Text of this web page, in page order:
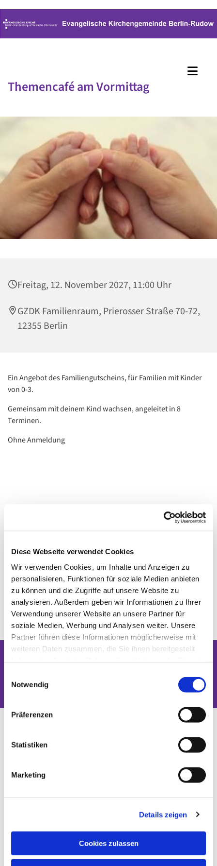
Diese Webseite verwendet Cookies
Wir verwenden Cookies, um Inhalte und Anzeigen zu
personalisieren, Funktionen für soziale Medien anbieten
zu können und die Zugriffe auf unsere Website zu
analysieren. Außerdem geben wir Informationen zu Ihrer
Verwendung unserer Website an unsere Partner für
soziale Medien, Werbung und Analysen weiter. Unsere
Partner führen diese Informationen möglicherweise mit
weiteren Daten zusammen, die Sie ihnen bereitgestellt
Notwendig
Präferenzen
Statistiken
Marketing
Details zeigen
Cookies zulassen
Themencafé am Vormittag
Freitag, 12. November 2027, 11:00 Uhr
GZDK Familienraum, Prierosser Straße 70-72,
12355 Berlin
Ein Angebot des Familiengutscheins, für Familien mit Kinder
von 0-3.
Gemeinsam mit deinem Kind wachsen, angeleitet in 8
Terminen.
Ohne Anmeldung
Dies könnte Sie auch interessieren